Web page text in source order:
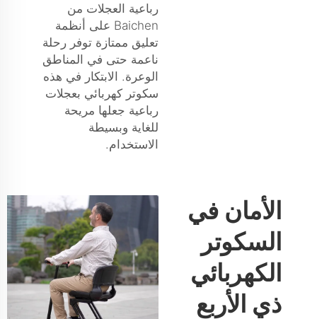
رباعية العجلات من
Baichen على أنظمة
تعليق ممتازة توفر رحلة
ناعمة حتى في المناطق
الوعرة. الابتكار في هذه
سكوتر كهربائي بعجلات
رباعية جعلها مريحة
للغاية وبسيطة
الاستخدام.
الأمان في
السكوتر
الكهربائي
ذي الأربع